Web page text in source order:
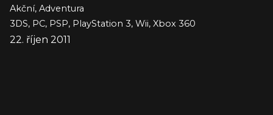
Akční, Adventura
3DS, PC, PSP, PlayStation 3, Wii, Xbox 360
22. říjen 2011